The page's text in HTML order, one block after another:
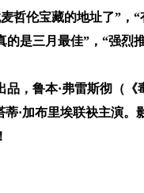
哲伦宝藏的地址了”，
是三月最佳”，“强烈
，鲁本·弗雷斯彻（
蒂·加布里埃联袂主演